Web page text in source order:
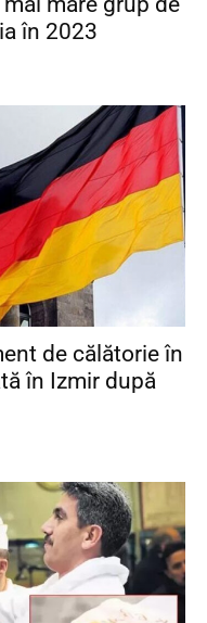
în 2023
de călătorie în
în Izmir după